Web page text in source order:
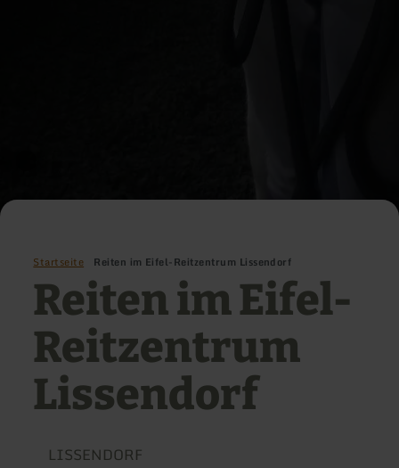
Startseite Reiten im Eifel-Reitzentrum Lissendorf
Reiten im Eifel-
Reitzentrum
Lissendorf
LISSENDORF